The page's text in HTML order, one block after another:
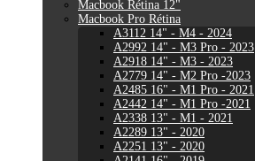
Macbook Rétina 12"
Macbook Pro Rétina
A3112 14" - M4 - 2024
A2992 14" - M3 Pro - 2023
A2918 14" - M3 - 2023
A2779 14" - M2 Pro -2023
A2485 16" - M1 Pro - 2021
A2442 14" - M1 Pro -2021
A2338 13" - M1 - 2021
A2289 13" - 2020
A2251 13" - 2020